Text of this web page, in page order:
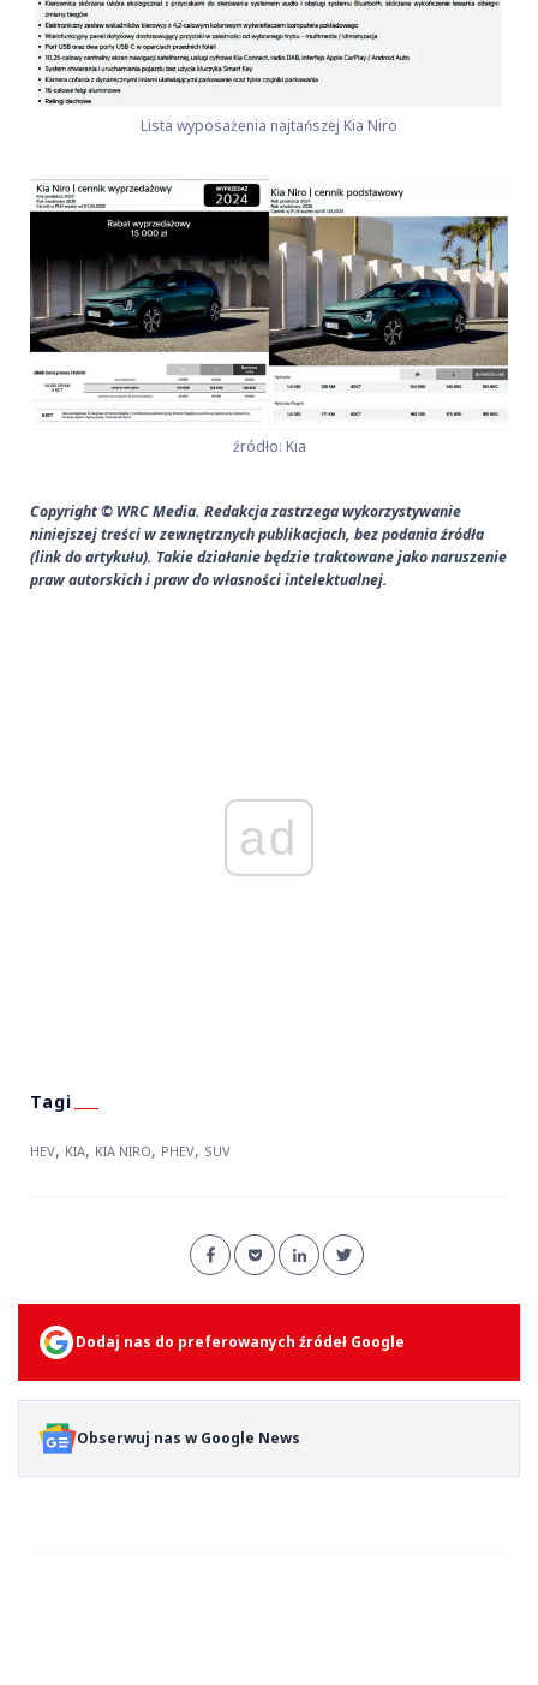
Lista wyposażenia najtańszej Kia Niro
źródło: Kia
Copyright © WRC Media. Redakcja zastrzega wykorzystywanie
niniejszej treści w zewnętrznych publikacjach, bez podania źródła
(link do artykułu). Takie działanie będzie traktowane jako naruszenie
praw autorskich i praw do własności intelektualnej.
ad
HEV, KIA, KIA NIRO, PHEV, SUV
Dodaj nas do preferowanych źródeł Google
Obserwuj nas w Google News